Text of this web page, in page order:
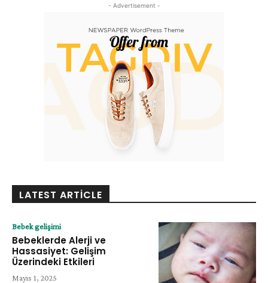
- Advertisement -
LATEST ARTICLE
Bebek gelişimi
Bebeklerde Alerji ve
Hassasiyet: Gelişim
Üzerindeki Etkileri
Mayıs 1, 2025